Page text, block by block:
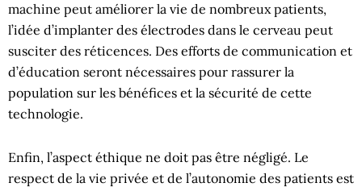
machine peut améliorer la vie de nombreux patients,
l’idée d’implanter des électrodes dans le cerveau peut
susciter des réticences. Des efforts de communication et
d’éducation seront nécessaires pour rassurer la
population sur les bénéfices et la sécurité de cette
technologie.
Enfin, l’aspect éthique ne doit pas être négligé. Le
respect de la vie privée et de l’autonomie des patients est